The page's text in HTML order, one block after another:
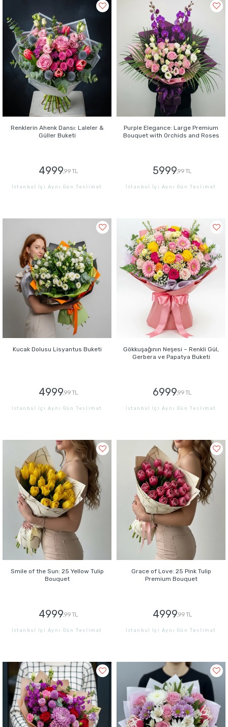
Renklerin Ahenk Dansı: Laleler &
Güller Buketi
4999,99 TL
İstanbul İçi Aynı Gün Teslimat
Purple Elegance: Large Premium
Bouquet with Orchids and Roses
5999,99 TL
İstanbul İçi Aynı Gün Teslimat
Kucak Dolusu Lisyantus Buketi
4999,99 TL
İstanbul İçi Aynı Gün Teslimat
Gökkuşağının Neşesi – Renkli Gül,
Gerbera ve Papatya Buketi
6999,99 TL
İstanbul İçi Aynı Gün Teslimat
Smile of the Sun: 25 Yellow Tulip
Bouquet
4999,99 TL
İstanbul İçi Aynı Gün Teslimat
Grace of Love: 25 Pink Tulip
Premium Bouquet
4999,99 TL
İstanbul İçi Aynı Gün Teslimat